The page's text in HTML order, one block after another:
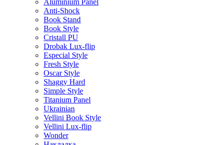
Aluminium Panel
Anti-Shock
Book Stand
Book Style
Cristall PU
Drobak Lux-flip
Especial Style
Fresh Style
Oscar Style
Shaggy Hard
Simple Style
Titanium Panel
Ukrainian
Vellini Book Style
Vellini Lux-flip
Wonder